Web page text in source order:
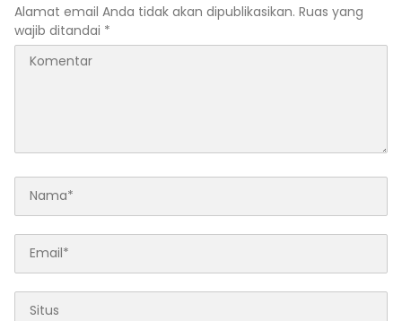
Alamat email Anda tidak akan dipublikasikan. Ruas yang
wajib ditandai *